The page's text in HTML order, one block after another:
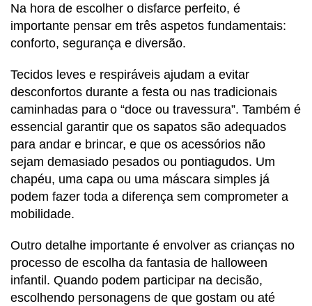
Na hora de escolher o disfarce perfeito, é
importante pensar em três aspetos fundamentais:
conforto, segurança e diversão.
Tecidos leves e respiráveis ajudam a evitar
desconfortos durante a festa ou nas tradicionais
caminhadas para o “doce ou travessura”. Também é
essencial garantir que os sapatos são adequados
para andar e brincar, e que os acessórios não
sejam demasiado pesados ou pontiagudos. Um
chapéu, uma capa ou uma máscara simples já
podem fazer toda a diferença sem comprometer a
mobilidade.
Outro detalhe importante é envolver as crianças no
processo de escolha da fantasia de halloween
infantil. Quando podem participar na decisão,
escolhendo personagens de que gostam ou até